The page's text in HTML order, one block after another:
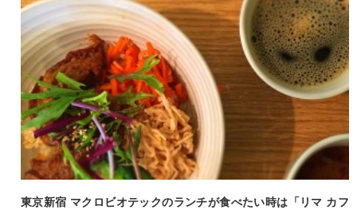
東京新宿 マクロビオテックのランチが食べたい時は「リマ カフ